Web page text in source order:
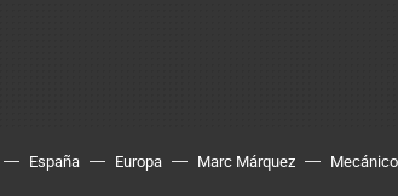
España Europa Marc Márquez Mecánico